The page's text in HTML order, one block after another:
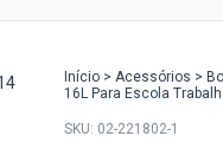
Início > Acessórios >
16L Para Escola
SKU: 02-221802-1